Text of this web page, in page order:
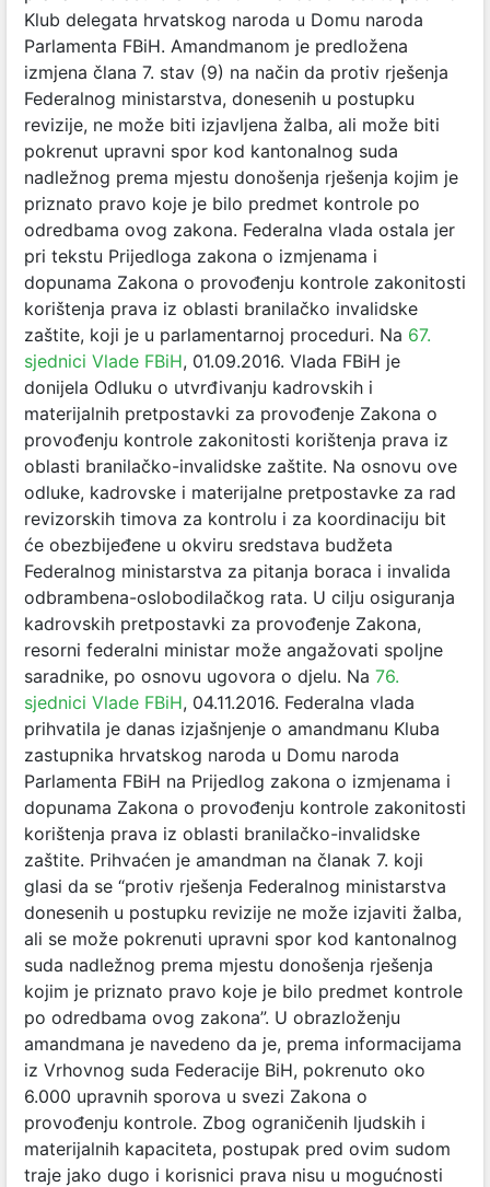
Klub delegata hrvatskog naroda u Domu naroda
Parlamenta FBiH. Amandmanom je predložena
izmjena člana 7. stav (9) na način da protiv rješenja
Federalnog ministarstva, donesenih u postupku
revizije, ne može biti izjavljena žalba, ali može biti
pokrenut upravni spor kod kantonalnog suda
nadležnog prema mjestu donošenja rješenja kojim je
priznato pravo koje je bilo predmet kontrole po
odredbama ovog zakona. Federalna vlada ostala jer
pri tekstu Prijedloga zakona o izmjenama i
dopunama Zakona o provođenju kontrole zakonitosti
korištenja prava iz oblasti branilačko invalidske
zaštite, koji je u parlamentarnoj proceduri. Na 67.
sjednici Vlade FBiH, 01.09.2016. Vlada FBiH je
donijela Odluku o utvrđivanju kadrovskih i
materijalnih pretpostavki za provođenje Zakona o
provođenju kontrole zakonitosti korištenja prava iz
oblasti branilačko-invalidske zaštite. Na osnovu ove
odluke, kadrovske i materijalne pretpostavke za rad
revizorskih timova za kontrolu i za koordinaciju bit
će obezbijeđene u okviru sredstava budžeta
Federalnog ministarstva za pitanja boraca i invalida
odbrambena-oslobodilačkog rata. U cilju osiguranja
kadrovskih pretpostavki za provođenje Zakona,
resorni federalni ministar može angažovati spoljne
saradnike, po osnovu ugovora o djelu. Na 76.
sjednici Vlade FBiH, 04.11.2016. Federalna vlada
prihvatila je danas izjašnjenje o amandmanu Kluba
zastupnika hrvatskog naroda u Domu naroda
Parlamenta FBiH na Prijedlog zakona o izmjenama i
dopunama Zakona o provođenju kontrole zakonitosti
korištenja prava iz oblasti branilačko-invalidske
zaštite. Prihvaćen je amandman na članak 7. koji
glasi da se “protiv rješenja Federalnog ministarstva
donesenih u postupku revizije ne može izjaviti žalba,
ali se može pokrenuti upravni spor kod kantonalnog
suda nadležnog prema mjestu donošenja rješenja
kojim je priznato pravo koje je bilo predmet kontrole
po odredbama ovog zakona”. U obrazloženju
amandmana je navedeno da je, prema informacijama
iz Vrhovnog suda Federacije BiH, pokrenuto oko
6.000 upravnih sporova u svezi Zakona o
provođenju kontrole. Zbog ograničenih ljudskih i
materijalnih kapaciteta, postupak pred ovim sudom
traje jako dugo i korisnici prava nisu u mogućnosti